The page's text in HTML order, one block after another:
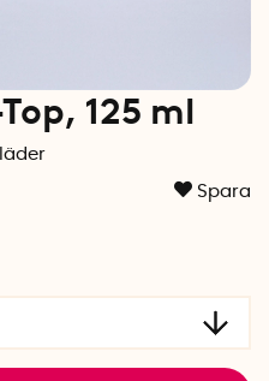
125 ml
Spara